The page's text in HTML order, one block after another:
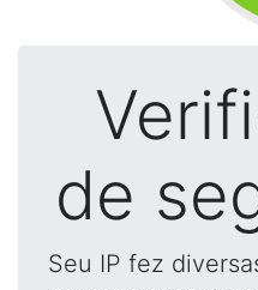
de
Seu IP fez